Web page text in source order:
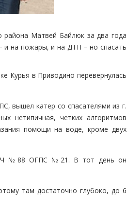
района Матвей Байлюк за два года
и на пожары, и на ДТП – но спасать
Курья в Приводино перевернулась
вышел катер со спасателями из г.
нетипичная, четких алгоритмов
помощи на воде, кроме двух
ПЧ №88 ОГПС №21. В тот день он
там достаточно глубоко, до 6